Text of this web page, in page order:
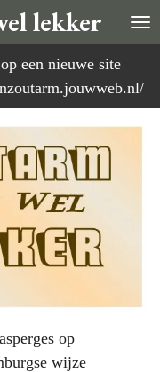
lekker
een nieuwe site
asperges op
wijze